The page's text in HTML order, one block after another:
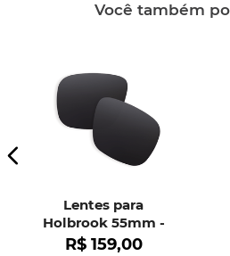
Você também
Lentes para
Holbrook 55mm -
OO9102
R$ 159,00